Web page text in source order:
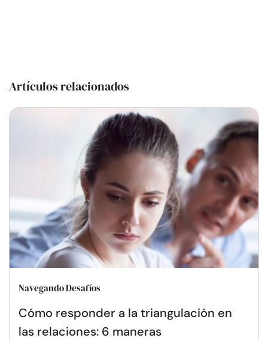
Artículos relacionados
Navegando Desafíos
Cómo responder a la triangulación en
las relaciones: 6 maneras